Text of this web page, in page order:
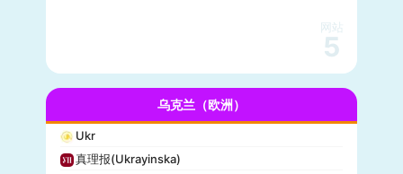
网站
5
乌克兰（欧洲）
Ukr
真理报(Ukrayinska)